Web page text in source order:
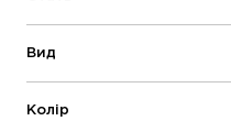
Вид
Колір